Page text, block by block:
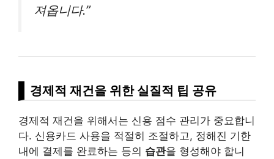
져옵니다.”
경제적 재건을 위한 실질적 팁 공유
경제적 재건을 위해서는 신용 점수 관리가 중요합니
다. 신용카드 사용을 적절히 조절하고, 정해진 기한
내에 결제를 완료하는 등의 습관을 형성해야 합니